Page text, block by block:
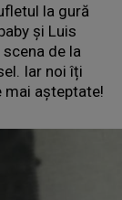
la gură
și Luis
de la
Iar noi îți
mai așteptate!